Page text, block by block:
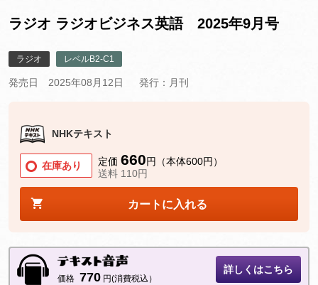
ラジオ ラジオビジネス英語 2025年9月号
ラジオ レベルB2-C1
発売日 2025年08月12日 発行：月刊
NHKテキスト
在庫あり 定価 660円（本体600円）
送料 110円
カートに入れる
価格 770 円(消費税込）
詳しくはこちら